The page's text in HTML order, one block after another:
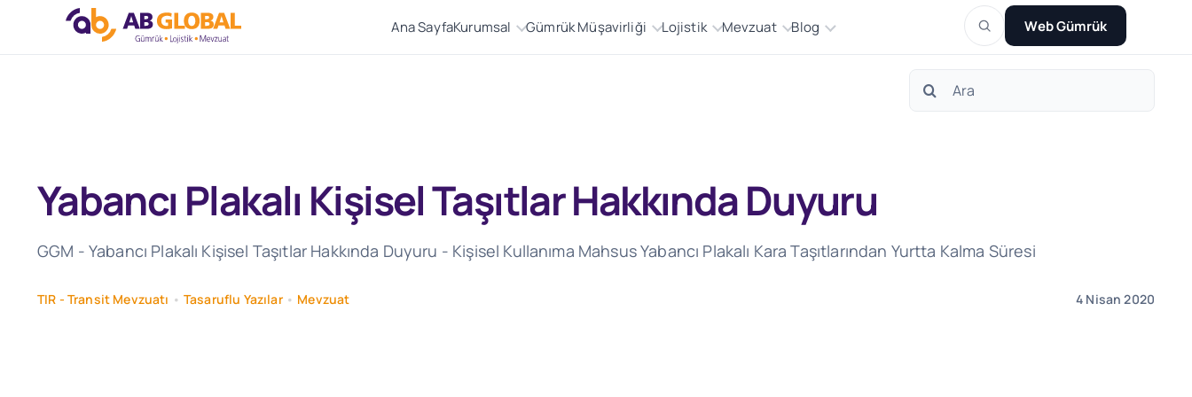
Ana SayfaKurumsal Gümrük Müşavirliği Lojistik Mevzuat Blog Web Gümrük
Search
Yabancı Plakalı Kişisel Taşıtlar Hakkında Duyuru
GGM - Yabancı Plakalı Kişisel Taşıtlar Hakkında Duyuru - Kişisel Kullanıma Mahsus Yabancı Plakalı Kara Taşıtlarından Yurtta Kalma Süresi
TIR - Transit Mevzuatı • Tasaruflu Yazılar• Mevzuat 4 Nisan 2020